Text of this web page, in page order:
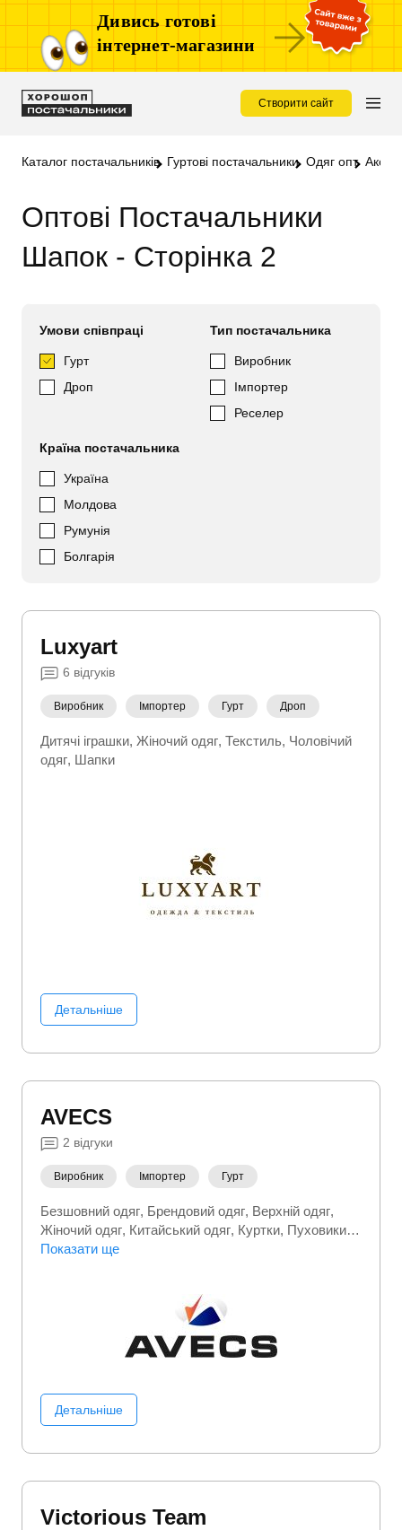
Дивись готові
інтернет-магазини
Створити сайт
Каталог постачальників Гуртові постачальники Одяг опт
Оптові Постачальники
Шапок - Сторінка 2
Умови співпраці
Гурт
Дроп
Тип постачальника
Виробник
Імпортер
Реселер
Країна постачальника
Україна
Молдова
Румунія
Болгарія
Luxyart
6 відгуків
Виробник Імпортер Гурт Дроп
Дитячі іграшки Жіночий одяг Текстиль Чоловічий
одяг Шапки
Детальніше
AVECS
2 відгуки
Виробник Імпортер Гурт
Безшовний одяг Брендовий одяг Верхній одяг
Жіночий одяг Китайський одяг Куртки Пуховики
Спортивні костюми
Показати ще
Детальніше
Victorious Team